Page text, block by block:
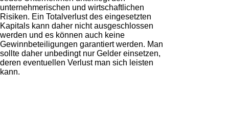
unternehmerischen und wirtschaftlichen
Risiken. Ein Totalverlust des eingesetzten
Kapitals kann daher nicht ausgeschlossen
werden und es können auch keine
Gewinnbeteiligungen garantiert werden. Man
sollte daher unbedingt nur Gelder einsetzen,
deren eventuellen Verlust man sich leisten
kann.